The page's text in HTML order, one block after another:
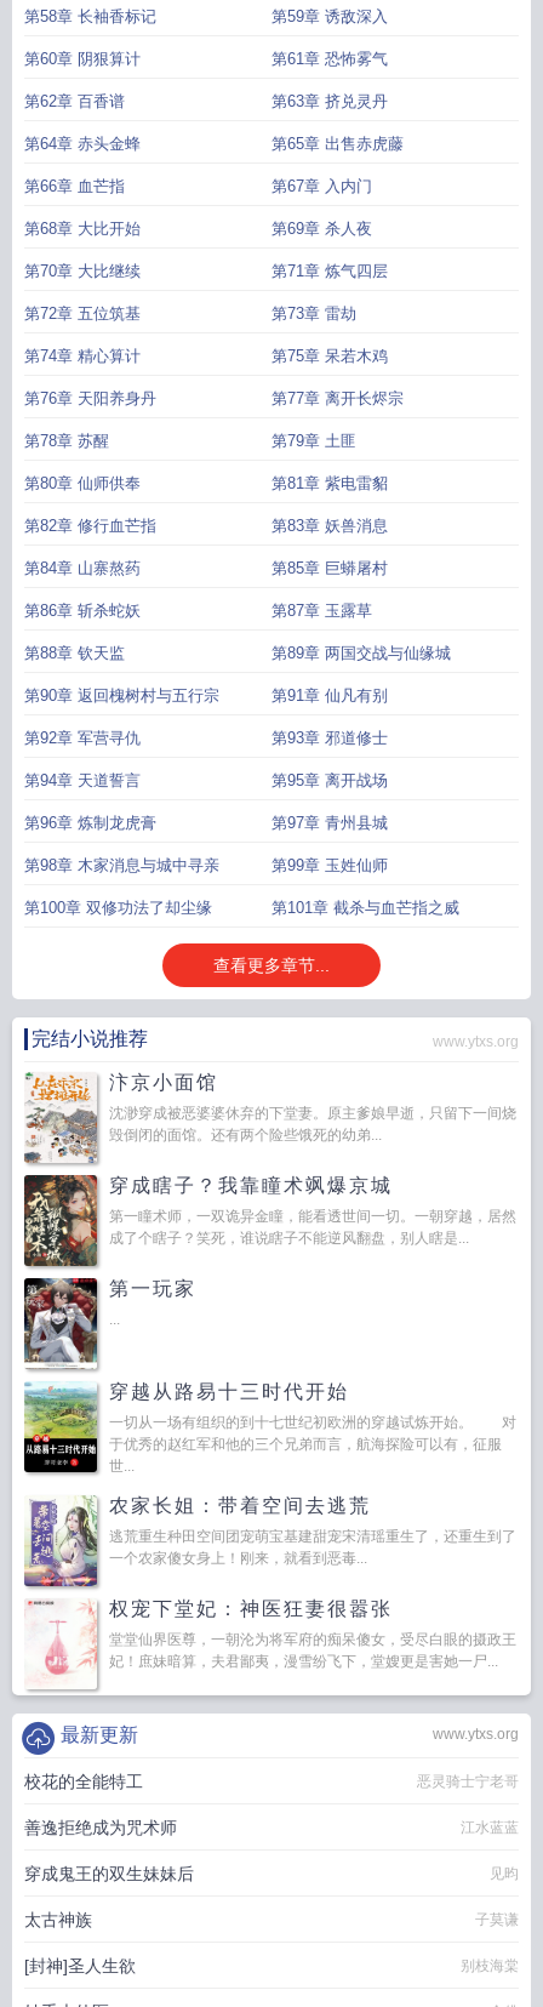
第58章 长袖香标记 第59章 诱敌深入
第60章 阴狠算计 第61章 恐怖雾气
第62章 百香谱 第63章 挤兑灵丹
第64章 赤头金蜂 第65章 出售赤虎藤
第66章 血芒指 第67章 入内门
第68章 大比开始 第69章 杀人夜
第70章 大比继续 第71章 炼气四层
第72章 五位筑基 第73章 雷劫
第74章 精心算计 第75章 呆若木鸡
第76章 天阳养身丹 第77章 离开长烬宗
第78章 苏醒 第79章 土匪
第80章 仙师供奉 第81章 紫电雷貂
第82章 修行血芒指 第83章 妖兽消息
第84章 山寨熬药 第85章 巨蟒屠村
第86章 斩杀蛇妖 第87章 玉露草
第88章 钦天监 第89章 两国交战与仙缘城
第90章 返回槐树村与五行宗 第91章 仙凡有别
第92章 军营寻仇 第93章 邪道修士
第94章 天道誓言 第95章 离开战场
第96章 炼制龙虎膏 第97章 青州县城
第98章 木家消息与城中寻亲 第99章 玉姓仙师
第100章 双修功法了却尘缘 第101章 截杀与血芒指之威
查看更多章节...
完结小说推荐 www.ytxs.org
汴京小面馆
沈渺穿成被恶婆婆休弃的下堂妻。原主爹娘早逝，只留下一间烧
毁倒闭的面馆。还有两个险些饿死的幼弟...
穿成瞎子？我靠瞳术飒爆京城
第一瞳术师，一双诡异金瞳，能看透世间一切。一朝穿越，居然
成了个瞎子？笑死，谁说瞎子不能逆风翻盘，别人瞎是...
第一玩家
...
穿越从路易十三时代开始
一切从一场有组织的到十七世纪初欧洲的穿越试炼开始。 对
于优秀的赵红军和他的三个兄弟而言，航海探险可以有，征服
世...
农家长姐：带着空间去逃荒
逃荒重生种田空间团宠萌宝基建甜宠宋清瑶重生了，还重生到了
一个农家傻女身上！刚来，就看到恶毒...
权宠下堂妃：神医狂妻很嚣张
堂堂仙界医尊，一朝沦为将军府的痴呆傻女，受尽白眼的摄政王
妃！庶妹暗算，夫君鄙夷，漫雪纷飞下，堂嫂更是害她一尸...
www.ytxs.org
最新更新
校花的全能特工 恶灵骑士宁老哥
善逸拒绝成为咒术师 江水蓝蓝
穿成鬼王的双生妹妹后 见昀
太古神族 子莫谦
[封神]圣人生欲 别枝海棠